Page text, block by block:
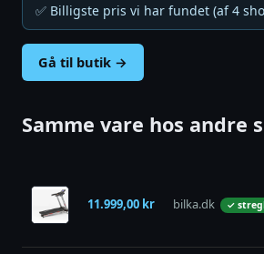
✅ Billigste pris vi har fundet (af 4
Gå til butik →
Samme vare hos andre
11.999,00 kr bilka.dk ✓